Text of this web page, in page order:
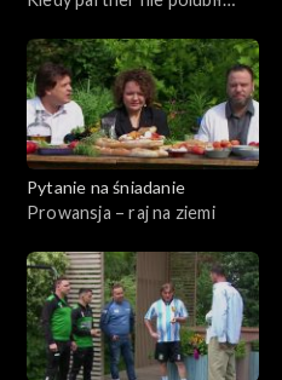
Pytanie na śniadanie
Prowansja – raj na ziemi